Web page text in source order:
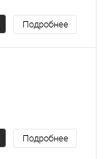
Подробнее
Подробнее